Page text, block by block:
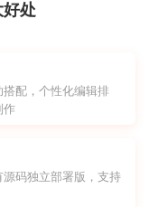
好处
配，个性化编辑排
作
码独立部署版，支持